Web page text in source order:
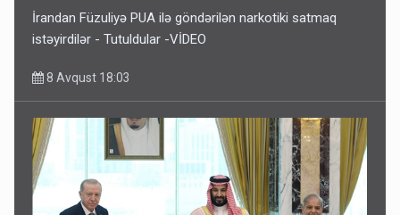
İrandan Füzuliyə PUA ilə göndərilən narkotiki satmaq
istəyirdilər - Tutuldular -VİDEO
8 Avqust 18:03